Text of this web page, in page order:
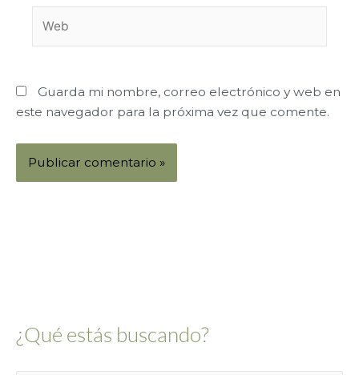
Guarda mi nombre, correo electrónico y web en
este navegador para la próxima vez que comente.
¿Qué estás buscando?